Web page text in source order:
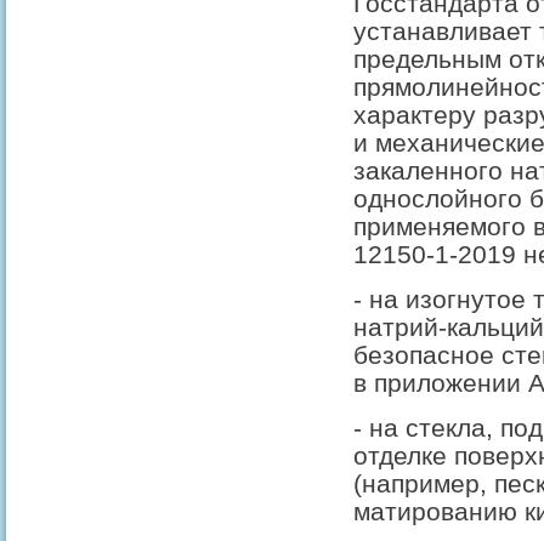
предельным
характеру
и
закаленного
однослойного
применяемого
12150-1-2019
- на изогнутое
натрий-
безопасное
в приложении
- на стекла,
отделке
(например,
матированию